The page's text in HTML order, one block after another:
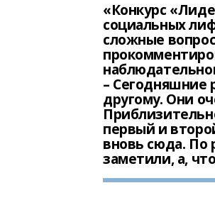
«Конкурс
социальных
сложные
– Сегодняшние
другому. Они
первый и
вновь сюда. По
заметили, а,